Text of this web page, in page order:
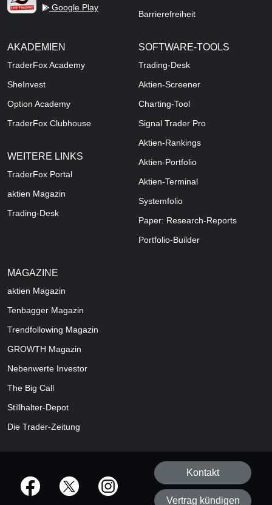
Google Play
Barrierefreiheit
AKADEMIEN
TraderFox Academy
SheInvest
Option Academy
TraderFox Clubhouse
WEITERE LINKS
TraderFox Portal
aktien Magazin
Trading-Desk
SOFTWARE-TOOLS
Trading-Desk
Aktien-Screener
Charting-Tool
Signal Trader Pro
Aktien-Rankings
Aktien-Portfolio
Aktien-Terminal
Systemfolio
Paper: Research-Reports
Portfolio-Builder
MAGAZINE
aktien Magazin
Tenbagger Magazin
Trendfollowing Magazin
GROWTH Magazin
Nebenwerte Investor
The Big Call
Stillhalter-Depot
Die Trader-Zeitung
offizielle Social Media-Accounts
Kontakt
Vertrag kündigen